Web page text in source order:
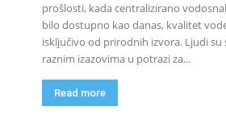
prošlosti, kada centralizirano
bilo dostupno kao danas, kvalitet
isključivo od prirodnih izvora. Ljudi su
raznim izazovima u potrazi za...
Read more